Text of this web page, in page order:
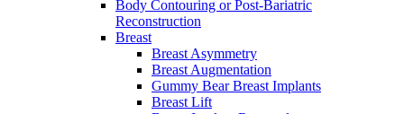
Body Contouring or Post-Bariatric
Reconstruction
Breast
Breast Asymmetry
Breast Augmentation
Gummy Bear Breast Implants
Breast Lift